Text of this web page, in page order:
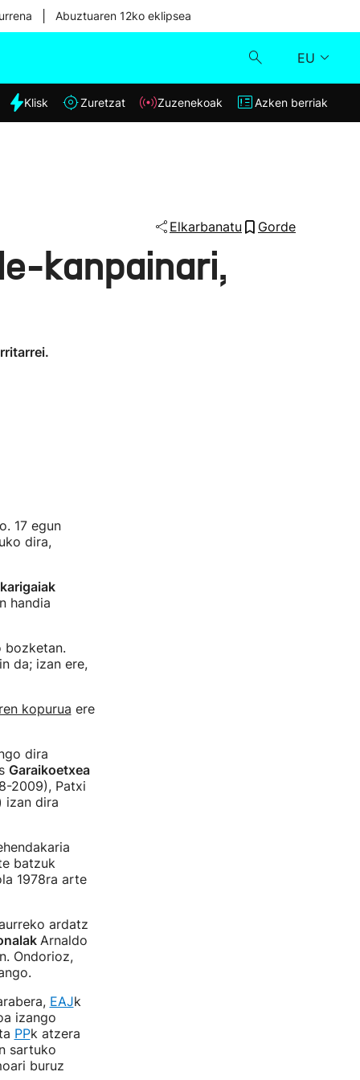
Abuztuaren 12ko eklipsea
EU
Klisk
Klisk Zuretzat Zuzenekoak Azken berriak
Elkarbanatu Gorde
kanpainari,
17 egun
dira,
handia
bozketan.
da; izan ere,
kopurua ere
dira
Garaikoetxea
2009), Patxi
izan dira
batzuk
1978ra arte
ardatz
Arnaldo
Ondorioz,
EAJk
izango
PPk atzera
sartuko
buruz